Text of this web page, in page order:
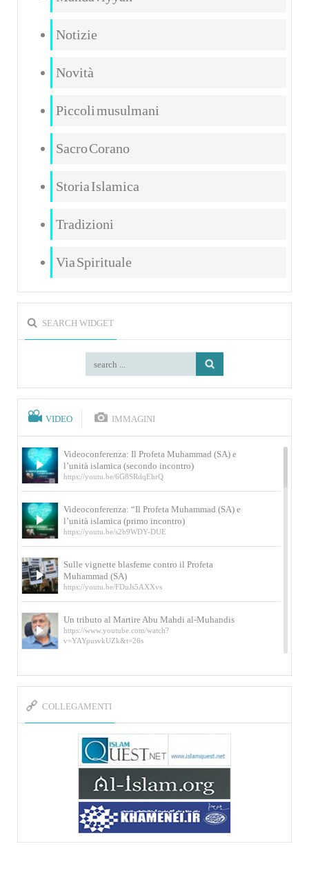
Notizie
Novità
Piccoli musulmani
Sacro Corano
Storia Islamica
Tradizioni
Via Spirituale
SEARCH WIDGET
VIDEO IMMAGINI
Videoconferenza: Il Profeta Muhammad (SA) e
l’unità islamica (secondo incontro)
https://youtu.be/6G8SRdqEhrQ
Videoconferenza: “Il Profeta Muhammad (SA) e
l’unità islamica (primo incontro)
https://youtu.be/s2b9WDY-DUE
Sulle vignette blasfeme contro il Profeta
Muhammad (SA)
https://youtu.be/FDuJs5AXXvs
Un tributo al Martire Abu Mahdi al-Muhandis
https://www.youtube.com/watch?
v=YAYpusvkUZk&t=26s
L’Abluzione rituale (wudu) secondo l’Imam Alì
e l’Imam Khomeini
della figlia di un martire
https://www.youtube.com/watch?
v=-5nPSxbf9l0&t=103s
Sheykh Abbas Di Palma sui martiri Qassem
Soleimani e Abu Mahdi Al-Muhandis
https://youtu.be/Y6SIP2PIht4 Video del discorso tenuto
dallo Sheykh Abbas Di Palma in ...
COLLEGAMENTI